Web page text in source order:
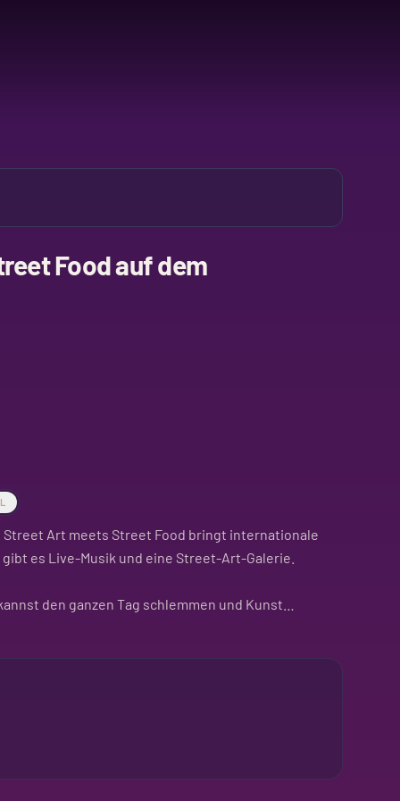
Food auf dem
Street Art meets Street Food bringt internationale
es Live-Musik und eine Street-Art-Galerie.
den ganzen Tag schlemmen und Kunst
als Date. Ein entspannter Tag ist garantiert.